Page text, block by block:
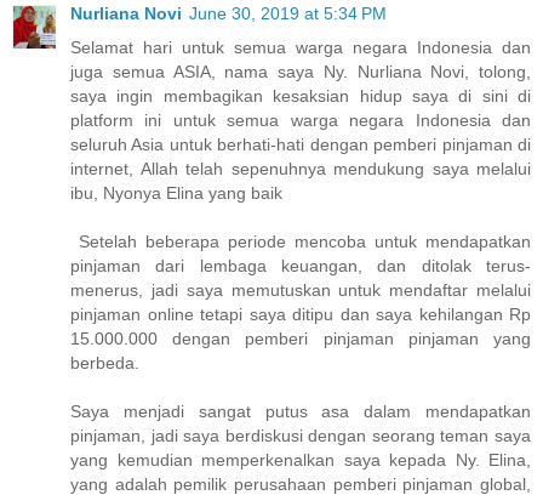
Nurliana Novi June 30, 2019 at 5:34 PM
Selamat hari untuk semua warga negara Indonesia dan
juga semua ASIA, nama saya Ny. Nurliana Novi, tolong,
saya ingin membagikan kesaksian hidup saya di sini di
platform ini untuk semua warga negara Indonesia dan
seluruh Asia untuk berhati-hati dengan pemberi pinjaman di
internet, Allah telah sepenuhnya mendukung saya melalui
ibu, Nyonya Elina yang baik
Setelah beberapa periode mencoba untuk mendapatkan
pinjaman dari lembaga keuangan, dan ditolak terus-
menerus, jadi saya memutuskan untuk mendaftar melalui
pinjaman online tetapi saya ditipu dan saya kehilangan Rp
15.000.000 dengan pemberi pinjaman pinjaman yang
berbeda.
Saya menjadi sangat putus asa dalam mendapatkan
pinjaman, jadi saya berdiskusi dengan seorang teman saya
yang kemudian memperkenalkan saya kepada Ny. Elina,
yang adalah pemilik perusahaan pemberi pinjaman global,